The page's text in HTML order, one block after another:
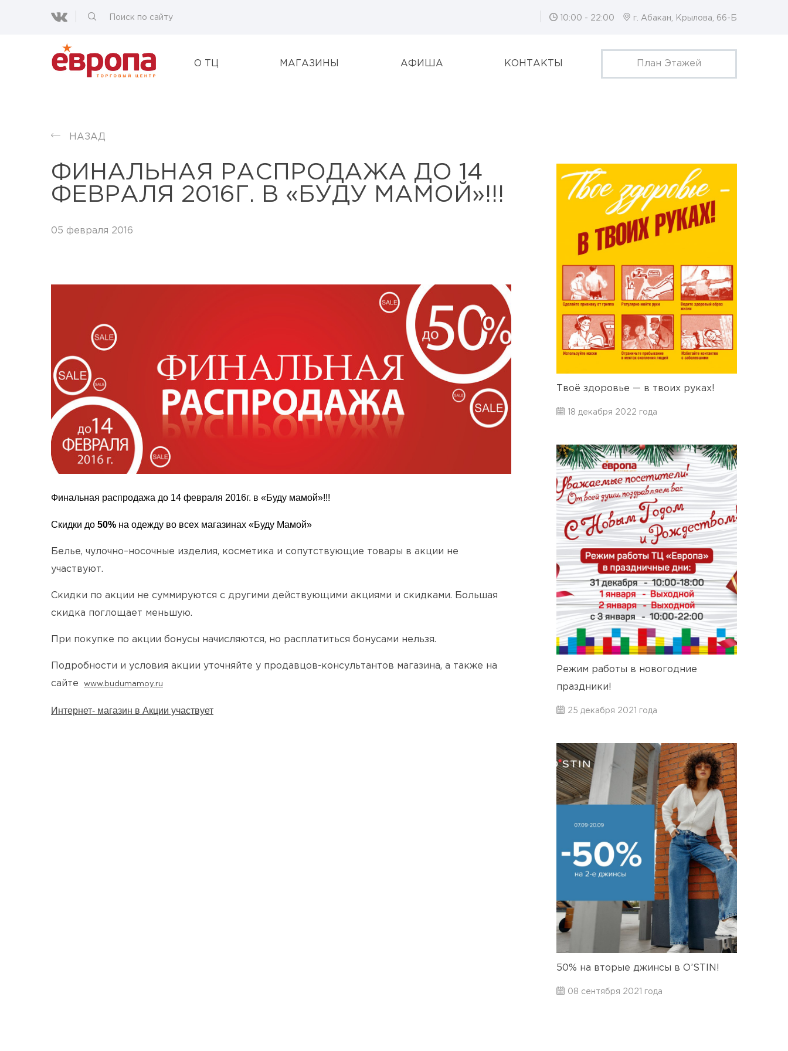
10:00 - 22:00 г. Абакан, Крылова, 66-Б
О ТЦ МАГАЗИНЫ АФИША КОНТАКТЫ План Этажей
НАЗАД
ФИНАЛЬНАЯ РАСПРОДАЖА ДО 14
ФЕВРАЛЯ 2016Г. В «БУДУ МАМОЙ»!!!
05 февраля 2016
Финальная распродажа до 14 февраля 2016г. в «Буду мамой»!!!
Скидки до 50% на одежду во всех магазинах «Буду Мамой»
Белье, чулочно–носочные изделия, косметика и сопутствующие товары в акции не
участвуют.
Скидки по акции не суммируются с другими действующими акциями и скидками. Большая
скидка поглощает меньшую.
При покупке по акции бонусы начисляются, но расплатиться бонусами нельзя.
Подробности и условия акции уточняйте у продавцов-консультантов магазина, а также на
сайте
www.budumamoy.ru
Интернет- магазин в Акции участвует
Твоё здоровье — в твоих руках!
18 декабря 2022 года
Режим работы в новогодние
праздники!
25 декабря 2021 года
50% на вторые джинсы в O’STIN!
08 сентября 2021 года